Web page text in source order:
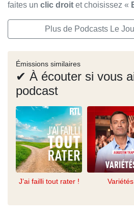
faites un clic droit et choisissez «
Plus de Podcasts Le
Émissions similaires
✔ À écouter si vous
podcast
J’ai failli tout rater ! Variétés